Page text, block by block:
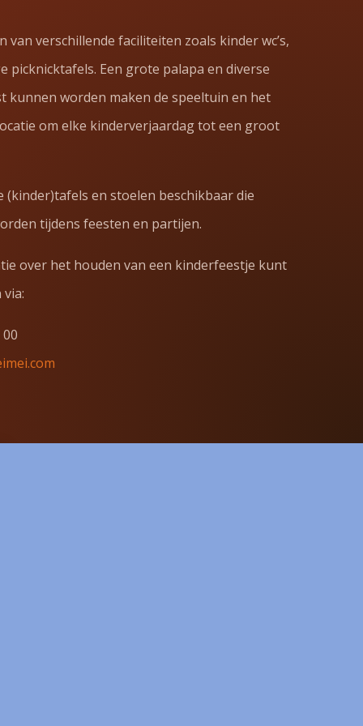
van verschillende faciliteiten zoals kinder wc’s,
picknicktafels. Een grote palapa en diverse
kunnen worden maken de speeltuin en het
om elke kinderverjaardag tot een groot
(kinder)tafels en stoelen beschikbaar die
tijdens feesten en partijen.
over het houden van een kinderfeestje kunt